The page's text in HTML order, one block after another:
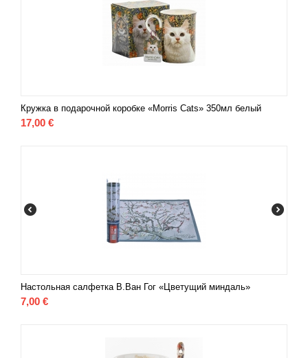
Кружка в подарочной коробке «Morris Cats» 350мл белый
17,00 €
Настольная салфетка В.Ван Гог «Цветущий миндаль»
7,00 €